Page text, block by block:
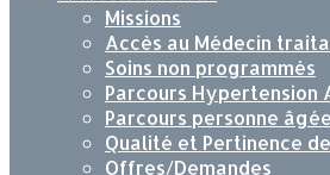
Missions
Accès au Médecin
Soins non programmés
Parcours Hypertension
Parcours personne
Qualité et Pertinence
Offres/Demandes